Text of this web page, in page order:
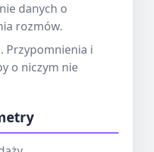
danych o
rozmów.
Przypomnienia i
o niczym nie